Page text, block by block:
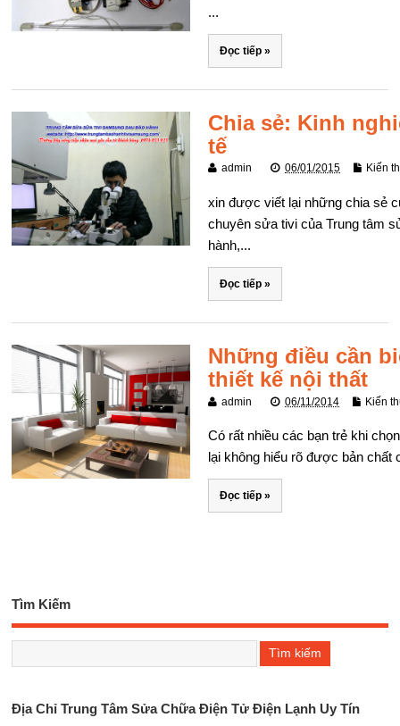
...
Đọc tiếp »
Chia sẻ: Kinh
tế
admin 06/01/2015 Kiến
xin được viết lại những chia sẻ
chuyên sửa tivi của Trung tâm
hành,...
Đọc tiếp »
Những điều cần
thiết kế nội thất
admin 06/11/2014 Kiến
Có rất nhiều các bạn trẻ khi
lại không hiểu rõ được bản chất
Đọc tiếp »
Tìm Kiếm
Địa Chỉ Trung Tâm Sửa Chữa Điện Tử Điện Lạnh Uy Tín